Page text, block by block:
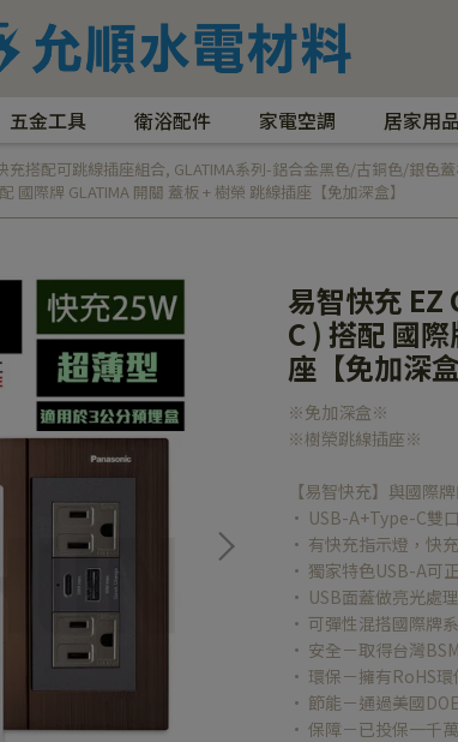
五金工具 衛浴配件 家電空調 居家用品
充搭配可跳線插座組合, GLATIMA系列-鋁合金黑色/古銅色/銀色
國際牌 GLATIMA 開關 蓋板 + 樹榮 跳線插座【免加深盒】
易智快充 EZ
C ) 搭配 國
座【免加深盒
※免加深盒※
※樹榮跳線插座※
【易智快充】與國際
• USB-A+Type-C雙
• 有快充指示燈，快
• 獨家特色USB-A可
• USB面蓋做亮光處
• 可彈性混搭國際牌
• 安全－取得台灣
• 環保－擁有RoHS環
• 節能－通過美國
• 保障－已投保一千